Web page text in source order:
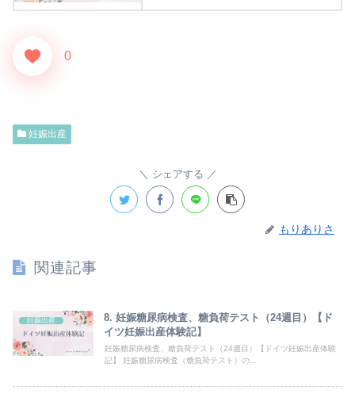
0
妊娠出産
シェアする
もりありさ
関連記事
妊娠出産
8. 妊娠糖尿病検査、糖負荷テスト（24週目）【ド
イツ妊娠出産体験記】
妊娠糖尿病検査、糖負荷テスト（24週目）【ドイツ妊娠出産体験
記】 妊娠糖尿病検査（糖負荷テスト）の...